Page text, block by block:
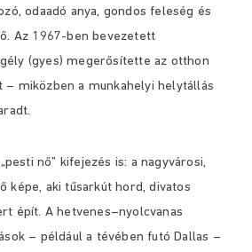
odaadó anya, gondos feleség és
Az 1967-ben bevezetett
(gyes) megerősítette az otthon
– miközben a munkahelyi helytállás
nő” kifejezés is: a nagyvárosi,
képe, aki tűsarkút hord, divatos
épít. A hetvenes–nyolcvanas
– például a tévében futó Dallas –